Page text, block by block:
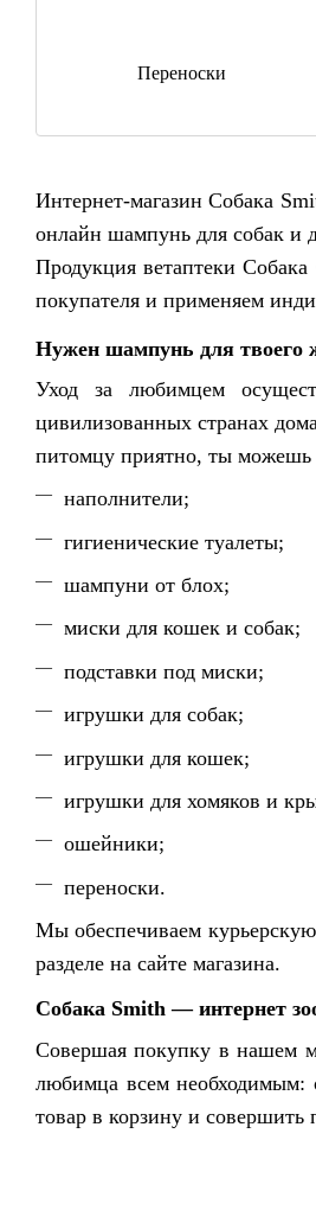
Интернет-магазин Собака
онлайн шампунь для собак и
Продукция ветаптеки
покупателя и применяем
Нужен шампунь для твоего
Уход за любимцем
цивилизованных странах
питомцу приятно, ты можешь
наполнители;
гигиенические туалеты;
шампуни от блох;
миски для кошек и собак;
подставки под миски;
игрушки для собак;
игрушки для кошек;
игрушки для хомяков и
ошейники;
переноски.
Мы обеспечиваем
разделе на сайте магазина.
Собака Smith — интернет
Совершая покупку в нашем
любимца всем необходимым:
товар в корзину и
Переноски